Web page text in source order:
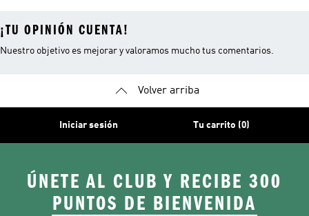
¡TU OPINIÓN CUENTA!
Nuestro objetivo es mejorar y valoramos mucho tus comentarios.
Volver arriba
Iniciar sesión Tu carrito (0)
ÚNETE AL CLUB Y RECIBE 300
PUNTOS DE BIENVENIDA